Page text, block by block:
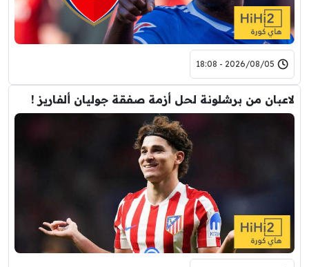
2026/08/05 - 18:08
لاعبان من برشلونة لحل أزمة صفقة جوليان ألفاريز !